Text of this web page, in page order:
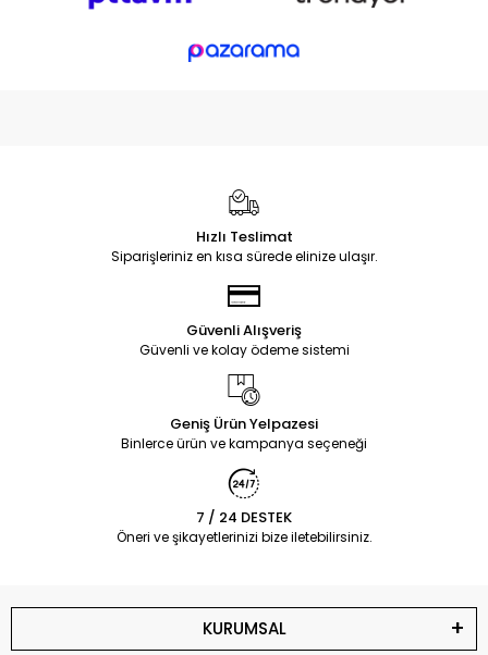
Hızlı Teslimat
Siparişleriniz en kısa sürede elinize ulaşır.
Güvenli Alışveriş
Güvenli ve kolay ödeme sistemi
Geniş Ürün Yelpazesi
Binlerce ürün ve kampanya seçeneği
7 / 24 DESTEK
Öneri ve şikayetlerinizi bize iletebilirsiniz.
KURUMSAL